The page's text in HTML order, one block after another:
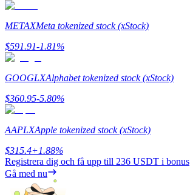
Handelsstrategier
Lär dig hur du håller dig lönsam
Tjäna
METAXMeta tokenized stock (xStock)
$591.91-1.81%
GOOGLXAlphabet tokenized stock (xStock)
$360.95-5.80%
AAPLXApple tokenized stock (xStock)
$315.4+1.88%
Registrera dig och få upp till 236 USDT i bonus
Gå med nu